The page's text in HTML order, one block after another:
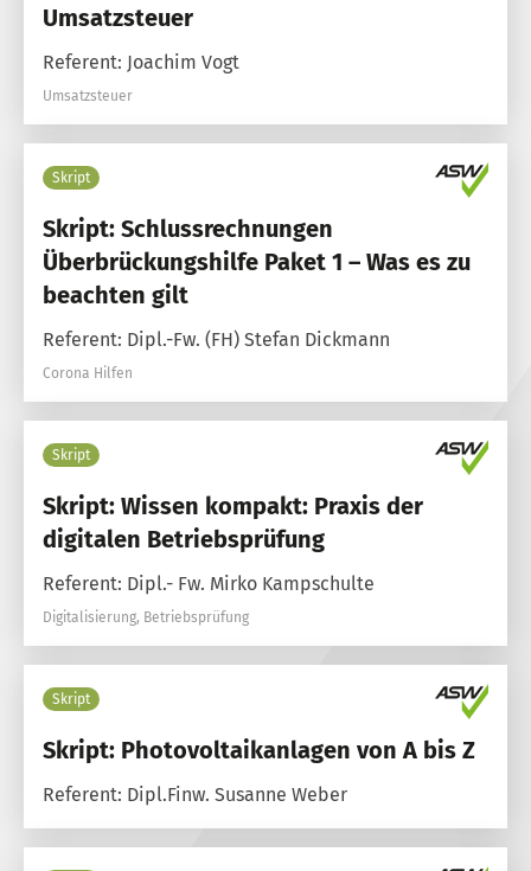
Umsatzsteuer
Referent: Joachim Vogt
Umsatzsteuer
Skript
Skript: Schlussrechnungen
Überbrückungshilfe Paket 1 – Was es zu
beachten gilt
Referent: Dipl.-Fw. (FH) Stefan Dickmann
Corona Hilfen
Skript
Skript: Wissen kompakt: Praxis der
digitalen Betriebsprüfung
Referent: Dipl.- Fw. Mirko Kampschulte
Digitalisierung, Betriebsprüfung
Skript
Skript: Photovoltaikanlagen von A bis Z
Referent: Dipl.Finw. Susanne Weber